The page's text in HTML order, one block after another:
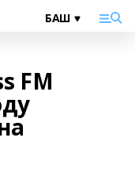
FM